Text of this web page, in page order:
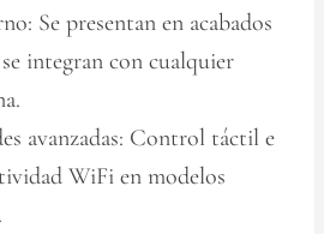
Se presentan en acabados
integran con cualquier
avanzadas: Control táctil e
WiFi en modelos